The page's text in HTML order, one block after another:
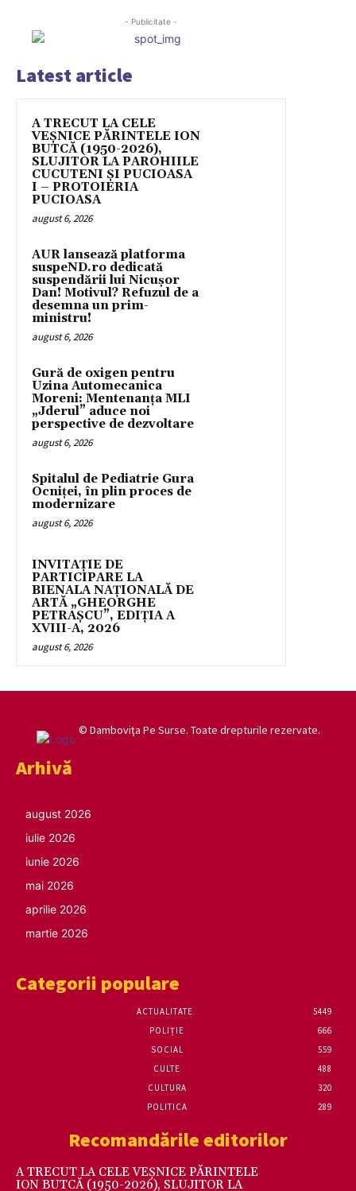
- Publicitate -
Latest article
A TRECUT LA CELE
VEȘNICE PĂRINTELE ION
BUTCĂ (1950-2026),
SLUJITOR LA PAROHIILE
CUCUTENI ȘI PUCIOASA
I – PROTOIERIA
PUCIOASA
august 6, 2026
AUR lansează platforma
suspeND.ro dedicată
suspendării lui Nicușor
Dan! Motivul? Refuzul de a
desemna un prim-
ministru!
august 6, 2026
Gură de oxigen pentru
Uzina Automecanica
Moreni: Mentenanța MLI
„Jderul” aduce noi
perspective de dezvoltare
august 6, 2026
Spitalul de Pediatrie Gura
Ocniței, în plin proces de
modernizare
august 6, 2026
INVITAȚIE DE
PARTICIPARE LA
BIENALA NAȚIONALĂ DE
ARTĂ „GHEORGHE
PETRAȘCU”, EDIŢIA A
XVIII-A, 2026
august 6, 2026
© Damboviţa Pe Surse. Toate drepturile rezervate.
Arhivă
august 2026
iulie 2026
iunie 2026
mai 2026
aprilie 2026
martie 2026
Categorii populare
ACTUALITATE
5449
POLIȚIE
666
SOCIAL
559
CULTE
488
CULTURA
320
POLITICA
289
Recomandările editorilor
A TRECUT LA CELE VEȘNICE PĂRINTELE
ION BUTCĂ (1950-2026), SLUJITOR LA